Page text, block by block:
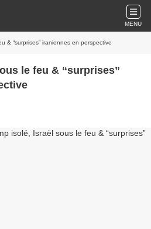
MENU
& “surprises” iraniennes en perspective
le feu & “surprises”